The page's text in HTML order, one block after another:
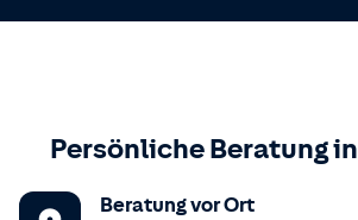
Persönliche Beratung in
Beratung vor Ort